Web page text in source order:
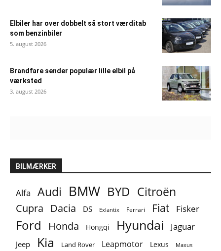
Elbiler har over dobbelt så stort værditab
som benzinbiler
5. august 2026
Brandfare sender populær lille elbil på
værksted
3. august 2026
BILMÆRKER
Alfa Audi BMW BYD Citroën
Cupra Dacia DS Exlantix Ferrari Fiat Fisker
Ford Honda Hongqi Hyundai Jaguar
Jeep Kia Land Rover Leapmotor Lexus Maxus